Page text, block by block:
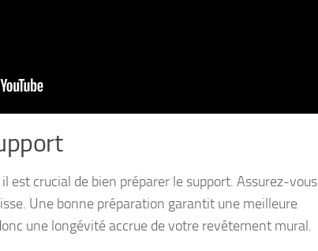
est crucial de bien préparer le support. Assurez-vous
Une bonne préparation garantit une meilleure
une longévité accrue de votre revêtement mural.